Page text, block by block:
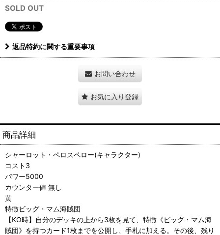
SOLD OUT
返品特約に関する重要事項
お問い合わせ
お気に入り登録
商品詳細
シャーロット・ペロスペロー(キャラクター)
コスト3
パワー5000
カウンター値 無し
黄
特徴ビッグ・マム海賊団
【KO時】自分のデッキの上から3枚を見て、特徴《ビッグ・マム海
賊団》を持つカード1枚までを公開し、手札に加える。その後、残り